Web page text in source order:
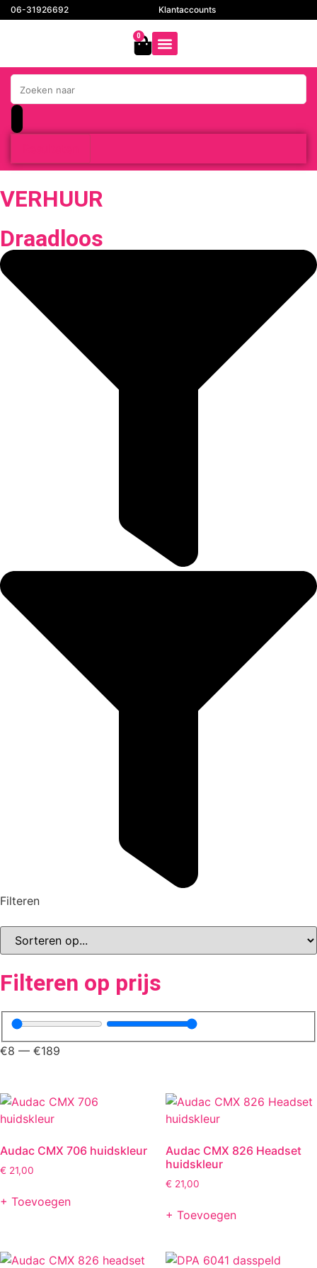
06-31926692 Klantaccounts
0
VERHUUR
Draadloos
Filteren
Filteren op prijs
€8 — €189
Audac CMX 706 huidskleur
€ 21,00
+ Toevoegen
Audac CMX 826 Headset
huidskleur
€ 21,00
+ Toevoegen